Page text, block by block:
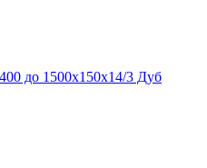
до 1500х150х14/3 Дуб